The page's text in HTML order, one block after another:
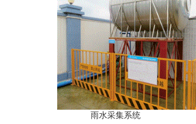
雨水采集系统